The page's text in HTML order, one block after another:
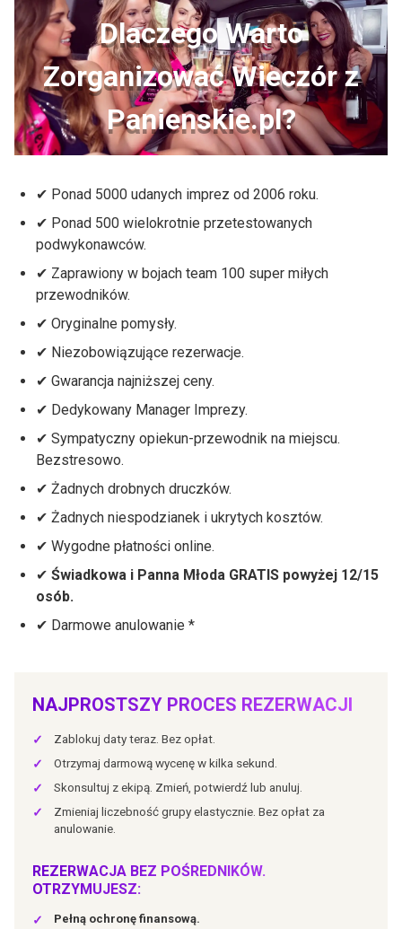
Dlaczego Warto
Zorganizować Wieczór z
Panienskie.pl?
✔ Ponad 5000 udanych imprez od 2006 roku.
✔ Ponad 500 wielokrotnie przetestowanych
podwykonawców.
✔ Zaprawiony w bojach team 100 super miłych
przewodników.
✔ Oryginalne pomysły.
✔ Niezobowiązujące rezerwacje.
✔ Gwarancja najniższej ceny.
✔ Dedykowany Manager Imprezy.
✔ Sympatyczny opiekun-przewodnik na miejscu.
Bezstresowo.
✔ Żadnych drobnych druczków.
✔ Żadnych niespodzianek i ukrytych kosztów.
✔ Wygodne płatności online.
✔ Świadkowa i Panna Młoda GRATIS powyżej 12/15
osób.
✔ Darmowe anulowanie *
NAJPROSTSZY PROCES REZERWACJI
✓
Zablokuj daty teraz. Bez opłat.
✓
Otrzymaj darmową wycenę w kilka sekund.
✓
Skonsultuj z ekipą. Zmień, potwierdź lub anuluj.
✓
Zmieniaj liczebność grupy elastycznie. Bez opłat za
anulowanie.
REZERWACJA BEZ POŚREDNIKÓW.
OTRZYMUJESZ:
✓ Pełną ochronę finansową.